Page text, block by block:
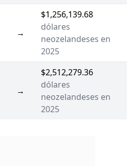
→
$1,256,139.68
dólares
neozelandeses en
2025
→
$2,512,279.36
dólares
neozelandeses en
2025